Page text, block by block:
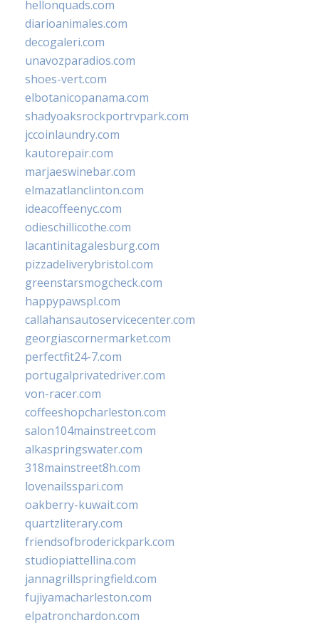
hellonquads.com
diarioanimales.com
decogaleri.com
unavozparadios.com
shoes-vert.com
elbotanicopanama.com
shadyoaksrockportrvpark.com
jccoinlaundry.com
kautorepair.com
marjaeswinebar.com
elmazatlanclinton.com
ideacoffeenyc.com
odieschillicothe.com
lacantinitagalesburg.com
pizzadeliverybristol.com
greenstarsmogcheck.com
happypawspl.com
callahansautoservicecenter.com
georgiascornermarket.com
perfectfit24-7.com
portugalprivatedriver.com
von-racer.com
coffeeshopcharleston.com
salon104mainstreet.com
alkaspringswater.com
318mainstreet8h.com
lovenailsspari.com
oakberry-kuwait.com
quartzliterary.com
friendsofbroderickpark.com
studiopiattellina.com
jannagrillspringfield.com
fujiyamacharleston.com
elpatronchardon.com